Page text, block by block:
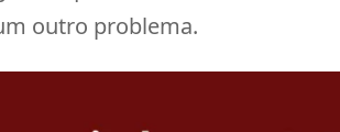
outro problema.